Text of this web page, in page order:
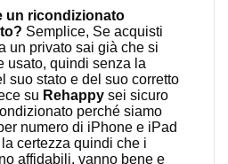
un ricondizionato
Semplice, Se acquisti
un privato sai già che si
usato, quindi senza la
suo stato e del suo corretto
su Rehappy sei sicuro
perché siamo
numero di iPhone e iPad
certezza quindi che i
affidabili, vanno bene e